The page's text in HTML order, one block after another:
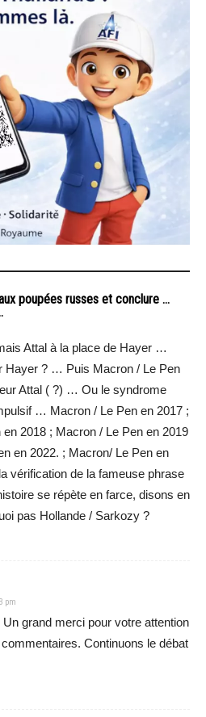
poupées russes et conclure ...
Attal à la place de Hayer …
Hayer ? … Puis Macron / Le Pen
Attal ( ?) … Ou le syndrome
… Macron / Le Pen en 2017 ;
2018 ; Macron / Le Pen en 2019
en 2022. ; Macron/ Le Pen en
vérification de la fameuse phrase
se répète en farce, disons en
pas Hollande / Sarkozy ?
pm
grand merci pour votre attention
Continuons le débat